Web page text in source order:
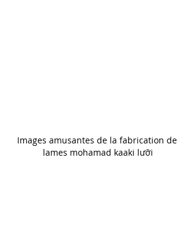
Images amusantes de la fabrication de
lames mohamad kaaki lưỡi